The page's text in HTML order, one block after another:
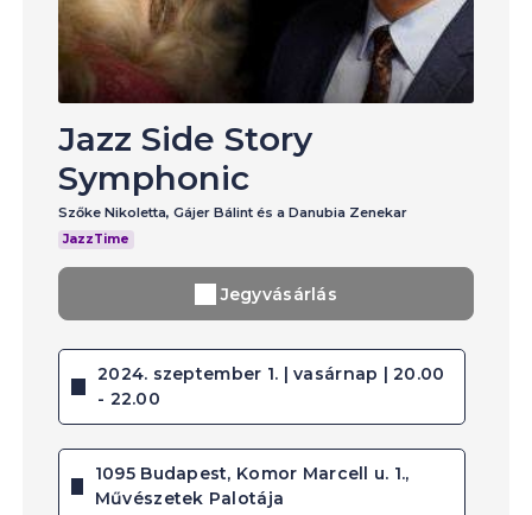
Jazz Side Story
Symphonic
Szőke Nikoletta, Gájer Bálint és a Danubia Zenekar
JazzTime
Jegyvásárlás
2024. szeptember 1. | vasárnap | 20.00
- 22.00
1095 Budapest, Komor Marcell u. 1.,
Művészetek Palotája